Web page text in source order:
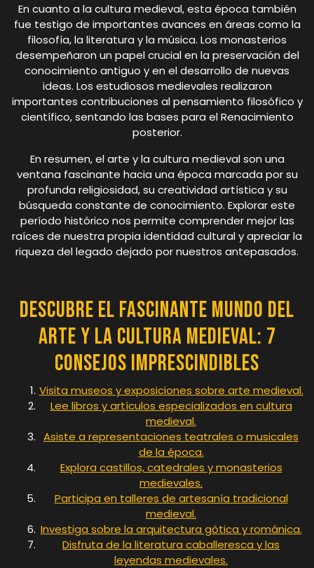
En cuanto a la cultura medieval, esta época también
fue testigo de importantes avances en áreas como la
filosofía, la literatura y la música. Los monasterios
desempeñaron un papel crucial en la preservación del
conocimiento antiguo y en el desarrollo de nuevas
ideas. Los estudiosos medievales realizaron
importantes contribuciones al pensamiento filosófico y
científico, sentando las bases para el Renacimiento
posterior.
En resumen, el arte y la cultura medieval son una
ventana fascinante hacia una época marcada por su
profunda religiosidad, su creatividad artística y su
búsqueda constante de conocimiento. Explorar este
período histórico nos permite comprender mejor las
raíces de nuestra propia identidad cultural y apreciar la
riqueza del legado dejado por nuestros antepasados.
Descubre el Fascinante Mundo del
Arte y la Cultura Medieval: 7
Consejos Imprescindibles
Visita museos y exposiciones sobre arte medieval.
Lee libros y artículos especializados en cultura
medieval.
Asiste a representaciones teatrales o musicales
de la época.
Explora castillos, catedrales y monasterios
medievales.
Participa en talleres de artesanía tradicional
medieval.
Investiga sobre la arquitectura gótica y románica.
Disfruta de la literatura caballeresca y las
leyendas medievales.